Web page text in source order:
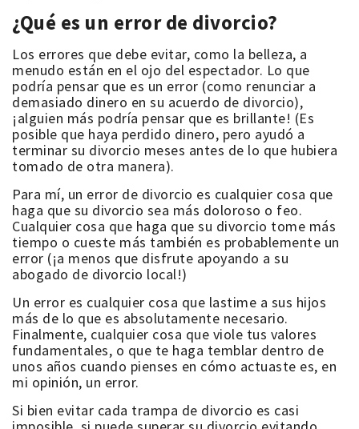
¿Qué es un error de divorcio?
Los errores que debe evitar, como la belleza, a
menudo están en el ojo del espectador. Lo que
podría pensar que es un error (como renunciar a
demasiado dinero en su acuerdo de divorcio),
¡alguien más podría pensar que es brillante! (Es
posible que haya perdido dinero, pero ayudó a
terminar su divorcio meses antes de lo que hubiera
tomado de otra manera).
Para mí, un error de divorcio es cualquier cosa que
haga que su divorcio sea más doloroso o feo.
Cualquier cosa que haga que su divorcio tome más
tiempo o cueste más también es probablemente un
error (¡a menos que disfrute apoyando a su
abogado de divorcio local!)
Un error es cualquier cosa que lastime a sus hijos
más de lo que es absolutamente necesario.
Finalmente, cualquier cosa que viole tus valores
fundamentales, o que te haga temblar dentro de
unos años cuando pienses en cómo actuaste es, en
mi opinión, un error.
Si bien evitar cada trampa de divorcio es casi